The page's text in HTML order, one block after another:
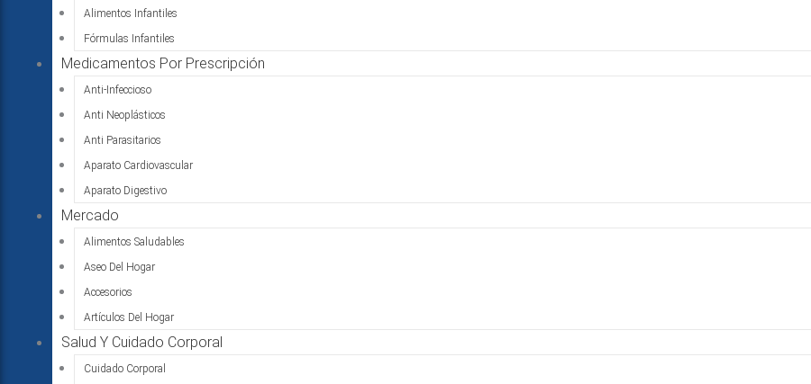
Alimentos Infantiles
Fórmulas Infantiles
Medicamentos Por Prescripción
Anti-Infeccioso
Anti Neoplásticos
Anti Parasitarios
Aparato Cardiovascular
Aparato Digestivo
Mercado
Alimentos Saludables
Aseo Del Hogar
Accesorios
Artículos Del Hogar
Salud Y Cuidado Corporal
Cuidado Corporal